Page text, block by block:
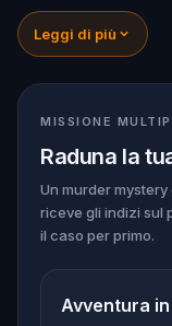
Bella, famosa
morta durante
guidato dal
te scoprire la
È stato Walter,
drammaticità?
nell'ombra?
🔎Raccogli indizi
smaschera il
Leggi di più
MISSIONE
Raduna la
Un murder
riceve gli indizi sul
il caso per primo.
Avventura